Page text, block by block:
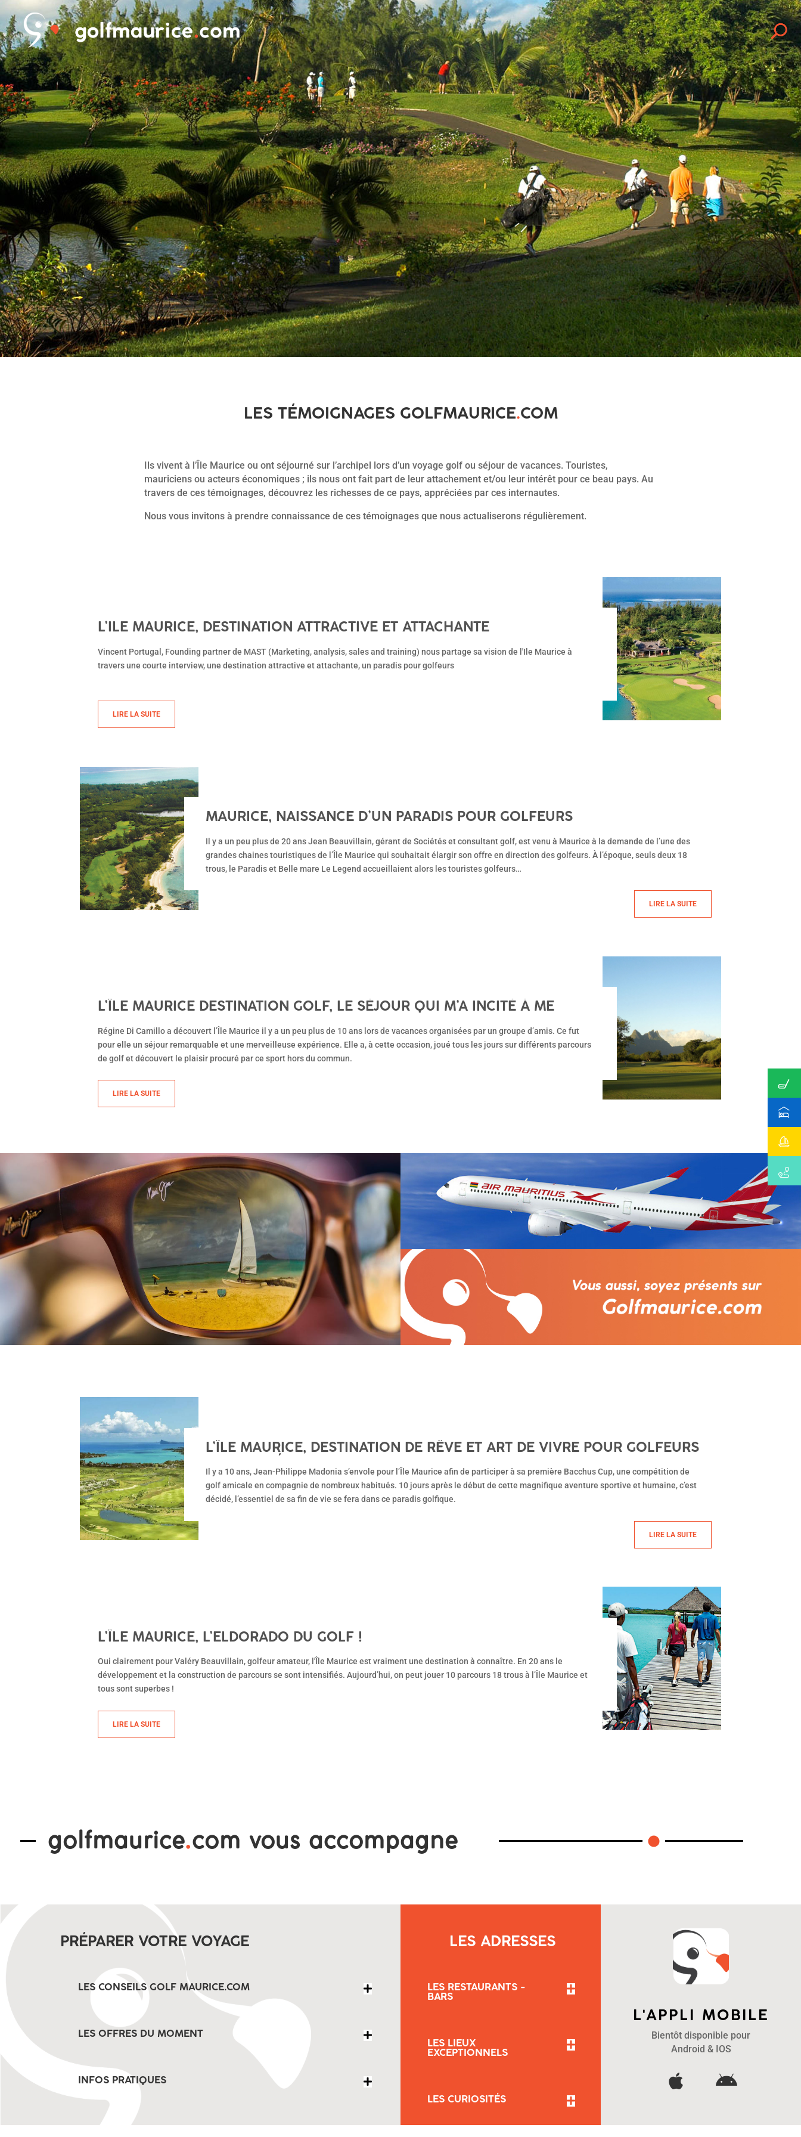
LES TÉMOIGNAGES GOLFMAURICE.COM
Ils vivent à l’Île Maurice ou ont séjourné sur l’archipel lors d’un voyage golf ou séjour de vacances. Touristes,
mauriciens ou acteurs économiques ; ils nous ont fait part de leur attachement et/ou leur intérêt pour ce beau pays. Au
travers de ces témoignages, découvrez les richesses de ce pays, appréciées par ces internautes.
Nous vous invitons à prendre connaissance de ces témoignages que nous actualiserons régulièrement.
L’ILE MAURICE, DESTINATION ATTRACTIVE ET ATTACHANTE
Vincent Portugal, Founding partner de MAST (Marketing, analysis, sales and training) nous partage sa vision de l'Ile Maurice à
travers une courte interview, une destination attractive et attachante, un paradis pour golfeurs
LIRE LA SUITE
MAURICE, NAISSANCE D’UN PARADIS POUR GOLFEURS
Il y a un peu plus de 20 ans Jean Beauvillain, gérant de Sociétés et consultant golf, est venu à Maurice à la demande de l’une des
grandes chaines touristiques de l’Île Maurice qui souhaitait élargir son offre en direction des golfeurs. À l’époque, seuls deux 18
trous, le Paradis et Belle mare Le Legend accueillaient alors les touristes golfeurs…
LIRE LA SUITE
L’ÎLE MAURICE DESTINATION GOLF, LE SÉJOUR QUI M’A INCITÉ À ME
Régine Di Camillo a découvert l’Île Maurice il y a un peu plus de 10 ans lors de vacances organisées par un groupe d’amis. Ce fut
pour elle un séjour remarquable et une merveilleuse expérience. Elle a, à cette occasion, joué tous les jours sur différents parcours
de golf et découvert le plaisir procuré par ce sport hors du commun.
LIRE LA SUITE
L’ÎLE MAURICE, DESTINATION DE RÊVE ET ART DE VIVRE POUR GOLFEURS
Il y a 10 ans, Jean-Philippe Madonia s’envole pour l’Île Maurice afin de participer à sa première Bacchus Cup, une compétition de
golf amicale en compagnie de nombreux habitués. 10 jours après le début de cette magnifique aventure sportive et humaine, c’est
décidé, l’essentiel de sa fin de vie se fera dans ce paradis golfique.
LIRE LA SUITE
L’ÎLE MAURICE, L’ELDORADO DU GOLF !
Oui clairement pour Valéry Beauvillain, golfeur amateur, l'Île Maurice est vraiment une destination à connaître. En 20 ans le
développement et la construction de parcours se sont intensifiés. Aujourd’hui, on peut jouer 10 parcours 18 trous à l’Île Maurice et
tous sont superbes !
LIRE LA SUITE
golfmaurice.com vous accompagne
PRÉPARER VOTRE VOYAGE
LES CONSEILS GOLF MAURICE.COM
LES OFFRES DU MOMENT
INFOS PRATIQUES
LES ADRESSES
LES RESTAURANTS -
BARS
LES LIEUX
EXCEPTIONNELS
LES CURIOSITÉS
L'APPLI MOBILE
Bientôt disponible pour
Android & IOS